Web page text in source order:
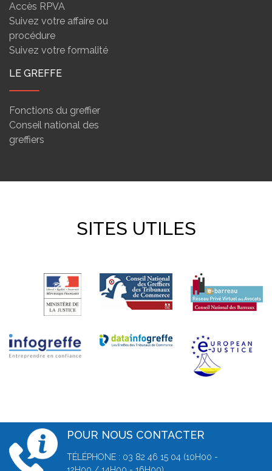
Accès RPVA
Suivez votre affaire ou
procédure
Suivez votre formalité
LE GREFFE
Fonctions du greffier
Conseil national des
greffiers
SITES UTILES
POUR NOUS CONTACTER
TÉLÉPHONE : 03 82 46 15 04 (10H00 -